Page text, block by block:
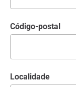
código-postal
Localidade